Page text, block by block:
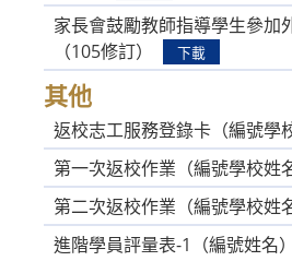
家長會鼓勵教師指導學生參加
（105修訂）
下載
其他
返校志工服務登錄卡（編號學
第一次返校作業（編號學校姓名
第二次返校作業（編號學校姓名
進階學員評量表-1（編號姓名）